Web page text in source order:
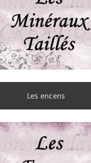
Les encens